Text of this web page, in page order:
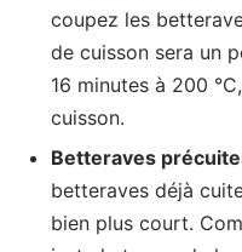
coupez les
de cuisson sera un
16 minutes à 200
cuisson.
Betteraves
betteraves déjà
bien plus court.